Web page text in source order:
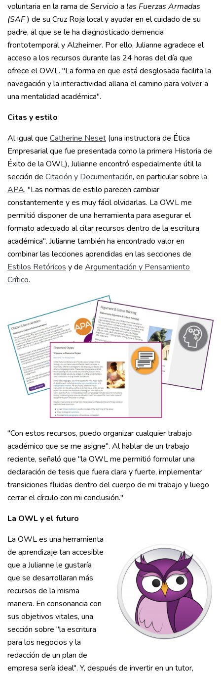
voluntaria en la rama de Servicio a las Fuerzas Armadas
(SAF) de su Cruz Roja local y ayudar en el cuidado de su
padre, al que se le ha diagnosticado demencia
frontotemporal y Alzheimer. Por ello, Julianne agradece el
acceso a los recursos durante las 24 horas del día que
ofrece el OWL. "La forma en que está desglosada facilita la
navegación y la interactividad allana el camino para volver a
una mentalidad académica".
Citas y estilo
Al igual que Catherine Neset (una instructora de Ética
Empresarial que fue presentada como la primera Historia de
Éxito de la OWL), Julianne encontró especialmente útil la
sección de Citación y Documentación, en particular sobre la
APA. "Las normas de estilo parecen cambiar
constantemente y es muy fácil olvidarlas. La OWL me
permitió disponer de una herramienta para asegurar el
formato adecuado al citar recursos dentro de la escritura
académica". Julianne también ha encontrado valor en
combinar las lecciones aprendidas en las secciones de
Estilos Retóricos y de Argumentación y Pensamiento
Crítico.
"Con estos recursos, puedo organizar cualquier trabajo
académico que se me asigne". Al hablar de un trabajo
reciente, señaló que "la OWL me permitió formular una
declaración de tesis que fuera clara y fuerte, implementar
transiciones fluidas dentro del cuerpo de mi trabajo y luego
cerrar el círculo con mi conclusión."
La OWL y el futuro
La OWL es una herramienta
de aprendizaje tan accesible
que a Julianne le gustaría
que se desarrollaran más
recursos de la misma
manera. En consonancia con
sus objetivos vitales, una
sección sobre "la escritura
para los negocios y la
redacción de un plan de
empresa sería ideal". Y, después de invertir en un tutor,